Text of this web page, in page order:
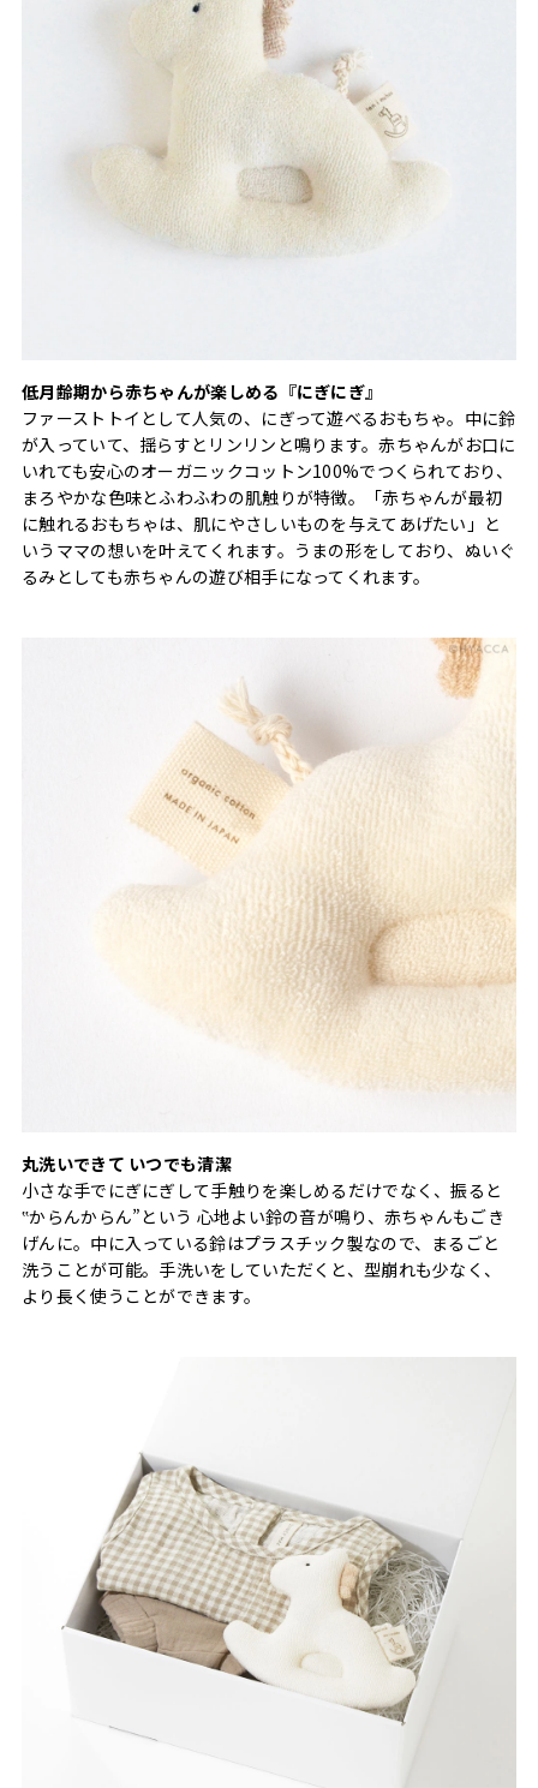
低月齢期から赤ちゃんが楽しめる『にぎにぎ』
ファーストトイとして人気の、にぎって遊べるおもちゃ。中に鈴
が入っていて、揺らすとリンリンと鳴ります。赤ちゃんがお口に
いれても安心のオーガニックコットン100%でつくられており、
まろやかな色味とふわふわの肌触りが特徴。「赤ちゃんが最初
に触れるおもちゃは、肌にやさしいものを与えてあげたい」と
いうママの想いを叶えてくれます。うまの形をしており、ぬいぐ
るみとしても赤ちゃんの遊び相手になってくれます。
丸洗いできて いつでも清潔
小さな手でにぎにぎして手触りを楽しめるだけでなく、振ると
‟からんからん”という 心地よい鈴の音が鳴り、赤ちゃんもごき
げんに。中に入っている鈴はプラスチック製なので、まるごと
洗うことが可能。手洗いをしていただくと、型崩れも少なく、
より長く使うことができます。